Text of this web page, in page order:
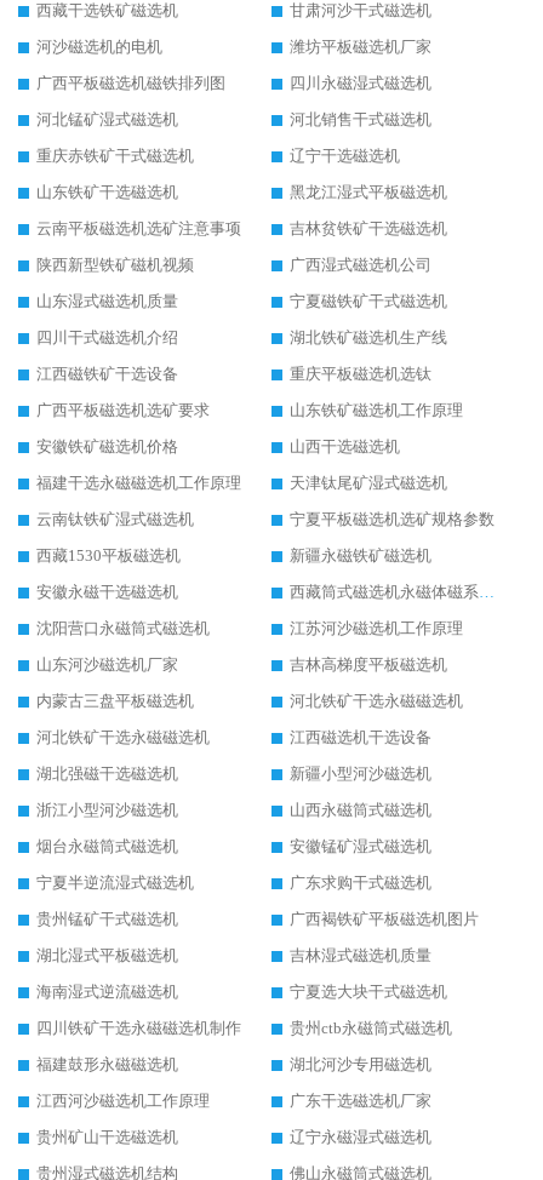
西藏干选铁矿磁选机
甘肃河沙干式磁选机
河沙磁选机的电机
潍坊平板磁选机厂家
广西平板磁选机磁铁排列图
四川永磁湿式磁选机
河北锰矿湿式磁选机
河北销售干式磁选机
重庆赤铁矿干式磁选机
辽宁干选磁选机
山东铁矿干选磁选机
黑龙江湿式平板磁选机
云南平板磁选机选矿注意事项
吉林贫铁矿干选磁选机
陕西新型铁矿磁机视频
广西湿式磁选机公司
山东湿式磁选机质量
宁夏磁铁矿干式磁选机
四川干式磁选机介绍
湖北铁矿磁选机生产线
江西磁铁矿干选设备
重庆平板磁选机选钛
广西平板磁选机选矿要求
山东铁矿磁选机工作原理
安徽铁矿磁选机价格
山西干选磁选机
福建干选永磁磁选机工作原理
天津钛尾矿湿式磁选机
云南钛铁矿湿式磁选机
宁夏平板磁选机选矿规格参数
西藏1530平板磁选机
新疆永磁铁矿磁选机
安徽永磁干选磁选机
西藏筒式磁选机永磁体磁系设计
沈阳营口永磁筒式磁选机
江苏河沙磁选机工作原理
山东河沙磁选机厂家
吉林高梯度平板磁选机
内蒙古三盘平板磁选机
河北铁矿干选永磁磁选机
河北铁矿干选永磁磁选机
江西磁选机干选设备
湖北强磁干选磁选机
新疆小型河沙磁选机
浙江小型河沙磁选机
山西永磁筒式磁选机
烟台永磁筒式磁选机
安徽锰矿湿式磁选机
宁夏半逆流湿式磁选机
广东求购干式磁选机
贵州锰矿干式磁选机
广西褐铁矿平板磁选机图片
湖北湿式平板磁选机
吉林湿式磁选机质量
海南湿式逆流磁选机
宁夏选大块干式磁选机
四川铁矿干选永磁磁选机制作
贵州ctb永磁筒式磁选机
福建鼓形永磁磁选机
湖北河沙专用磁选机
江西河沙磁选机工作原理
广东干选磁选机厂家
贵州矿山干选磁选机
辽宁永磁湿式磁选机
贵州湿式磁选机结构
佛山永磁筒式磁选机